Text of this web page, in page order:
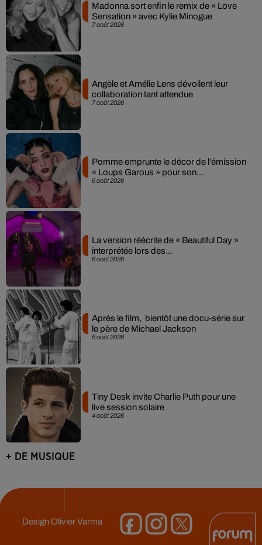
7 août 2026
Madonna sort enfin le remix de « Love
Sensation » avec Kylie Minogue
7 août 2026
Angèle et Amélie Lens dévoilent leur
collaboration tant attendue
6 août 2026
Pomme emprunte le décor de l’émission
« Loups Garous » pour son...
6 août 2026
La version réécrite de « Beautiful Day »
interprétée lors des...
5 août 2026
Après le film, bientôt une docu-série sur
le père de Michael Jackson
4 août 2026
Tiny Desk invite Charlie Puth pour une
live session solaire
+ DE MUSIQUE
DesignOlivier Varma